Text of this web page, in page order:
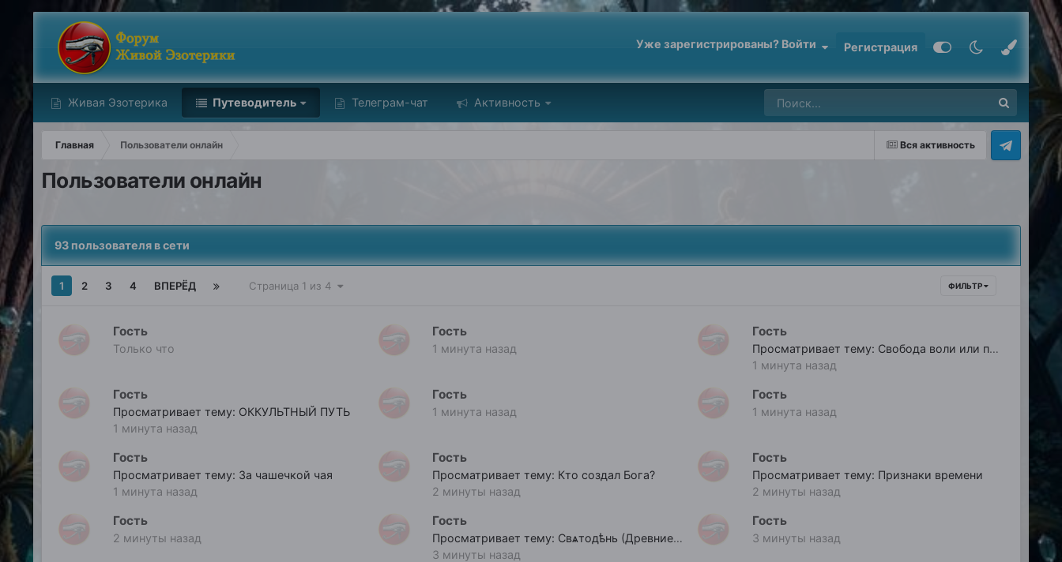
Уже зарегистрированы? Войти Регистрация
Живая Эзотерика Путеводитель Телеграм-чат Активность
Вся активность
Главная Пользователи онлайн
Пользователи онлайн
93 пользователя в сети
ФИЛЬТР
1 2 3 4 ВПЕРЁД Страница 1 из 4
Гость
Только что
Гость
1 минута назад
Гость
Просматривает тему: Свобода воли или предопределённость?
1 минута назад
Гость
Просматривает тему: ОККУЛЬТНЫЙ ПУТЬ
1 минута назад
Гость
1 минута назад
Гость
1 минута назад
Гость
Просматривает тему: За чашечкой чая
1 минута назад
Гость
Просматривает тему: Кто создал Бога?
2 минуты назад
Гость
Просматривает тему: Признаки времени
2 минуты назад
Гость
2 минуты назад
Гость
Просматривает тему: Свѧтодѣнь (Древние Праздники Славян)
3 минуты назад
Гость
3 минуты назад